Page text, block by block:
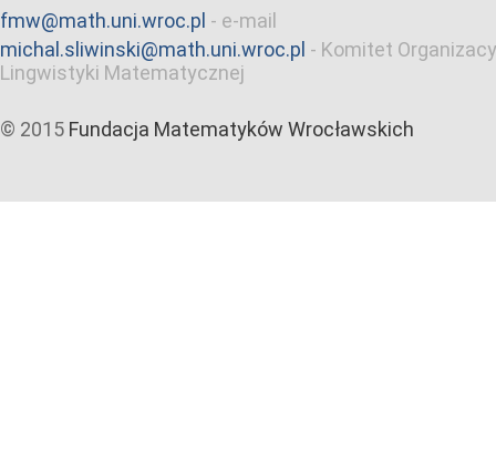
fmw@math.uni.wroc.pl - e-mail
michal.sliwinski@math.uni.wroc.pl - Komitet
Lingwistyki Matematycznej
© 2015 Fundacja Matematyków Wrocławskich